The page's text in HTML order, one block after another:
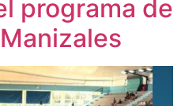
programa de